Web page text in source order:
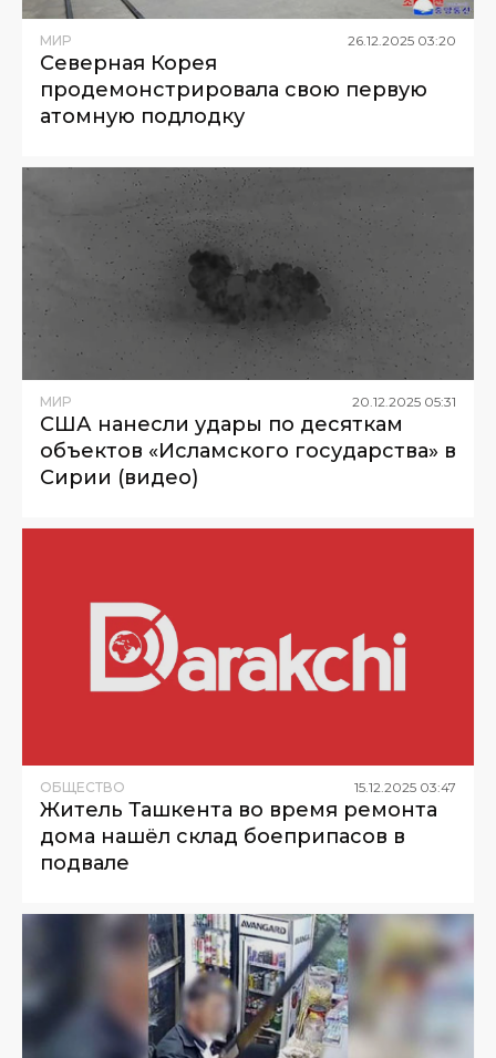
МИР 26.12.2025 03:20
Северная Корея
продемонстрировала свою первую
атомную подлодку
МИР 20.12.2025 05:31
США нанесли удары по десяткам
объектов «Исламского государства» в
Сирии (видео)
ОБЩЕСТВО 15.12.2025 03:47
Житель Ташкента во время ремонта
дома нашёл склад боеприпасов в
подвале